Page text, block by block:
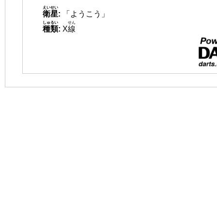
衛星
えいせい
:
「ようこう」
種類
しゅるい
: X線
せん